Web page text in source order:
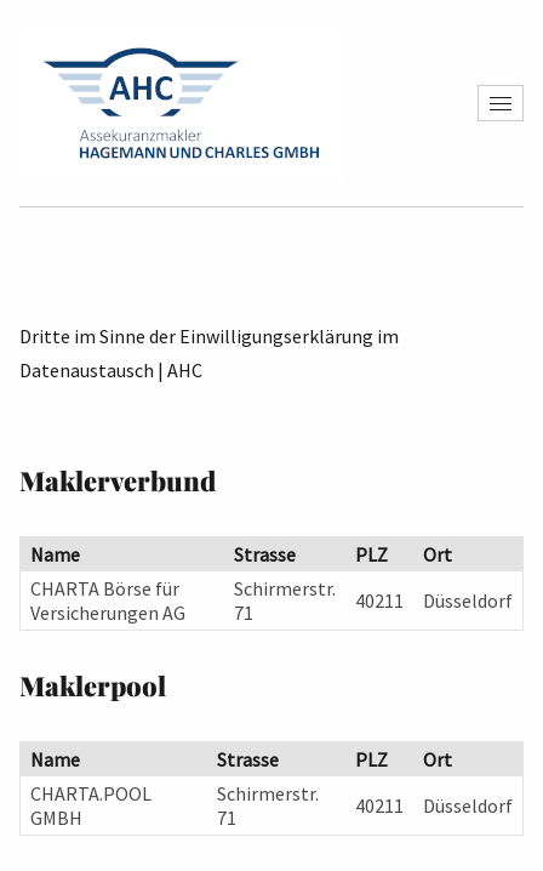
Dritte im Sinne der Einwilligungserklärung im
Datenaustausch | AHC
Maklerverbund
Name Strasse PLZ
Ort
CHARTA Börse für
Versicherungen AG
Schirmerstr.
71
40211 Düsseldorf
Maklerpool
Name Strasse PLZ
Ort
CHARTA.POOL
GMBH
Schirmerstr.
71
40211 Düsseldorf